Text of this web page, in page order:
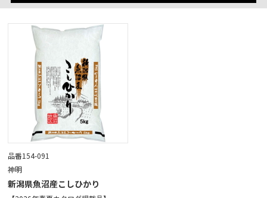
品番154-091
神明
新潟県魚沼産こしひかり